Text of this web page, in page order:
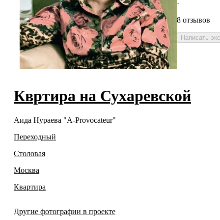
·
8 отзывов
Написать
Квртира на Сухаревской
Аида Нураева "A-Provocateur"
Переходный
Столовая
Москва
Квартира
Другие фотографии в проекте